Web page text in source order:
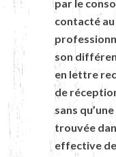
par le
contacté
son
en lettre
de
sans
trouvée
effective